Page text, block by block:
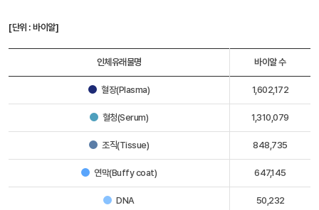
[단위 : 바이알]
인체유래물명 바이알 수
혈장(Plasma) 1,602,172
혈청(Serum) 1,310,079
조직(Tissue) 848,735
연막(Buffy coat) 647,145
DNA 50,232